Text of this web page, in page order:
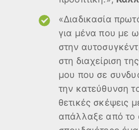
«Διαδικασία
για μένα που με
στην
στη διαχείριση
μου που σε
την κατεύθυνση
θετικές σκέψεις
απάλλαξε από το